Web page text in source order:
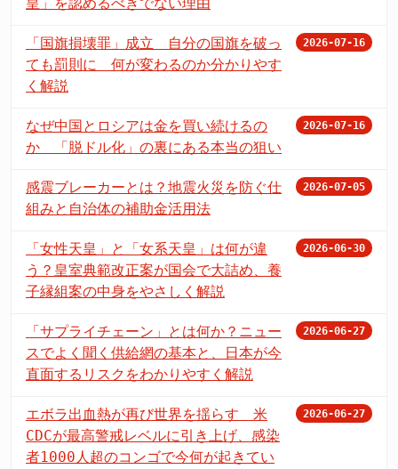
皇」を認めるべきでない理由
「国旗損壊罪」成立 自分の国旗を破っ
ても罰則に 何が変わるのか分かりやす
く解説
2026-07-16
なぜ中国とロシアは金を買い続けるの
か 「脱ドル化」の裏にある本当の狙い
2026-07-16
感震ブレーカーとは？地震火災を防ぐ仕
組みと自治体の補助金活用法
2026-07-05
「女性天皇」と「女系天皇」は何が違
う？皇室典範改正案が国会で大詰め、養
子縁組案の中身をやさしく解説
2026-06-30
「サプライチェーン」とは何か？ニュー
スでよく聞く供給網の基本と、日本が今
直面するリスクをわかりやすく解説
2026-06-27
エボラ出血熱が再び世界を揺らす 米
CDCが最高警戒レベルに引き上げ、感染
者1000人超のコンゴで今何が起きてい
2026-06-27